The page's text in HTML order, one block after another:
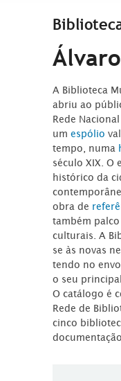
A Biblioteca
abriu ao
Rede
umespólio
tempo, numa
século XIX.
histórico da
obra de
também
culturais. A
se às novas
tendo no
o seu
O catálogo é
Rede de
cinco